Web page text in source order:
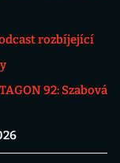
rozbíjející
92: Szabová